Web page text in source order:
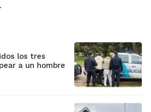
los tres
a un hombre